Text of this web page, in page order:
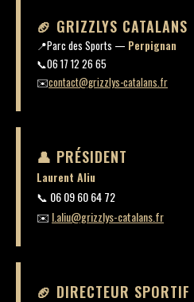
🏈 GRIZZLYS CATALANS
📍Parc des Sports — Perpignan
📞06 17 12 26 65
✉️contact@grizzlys-catalans.fr
👤 PRÉSIDENT
Laurent Aliu
📞 06 09 60 64 72
✉️ l.aliu@grizzlys-catalans.fr
🏈 DIRECTEUR SPORTIF